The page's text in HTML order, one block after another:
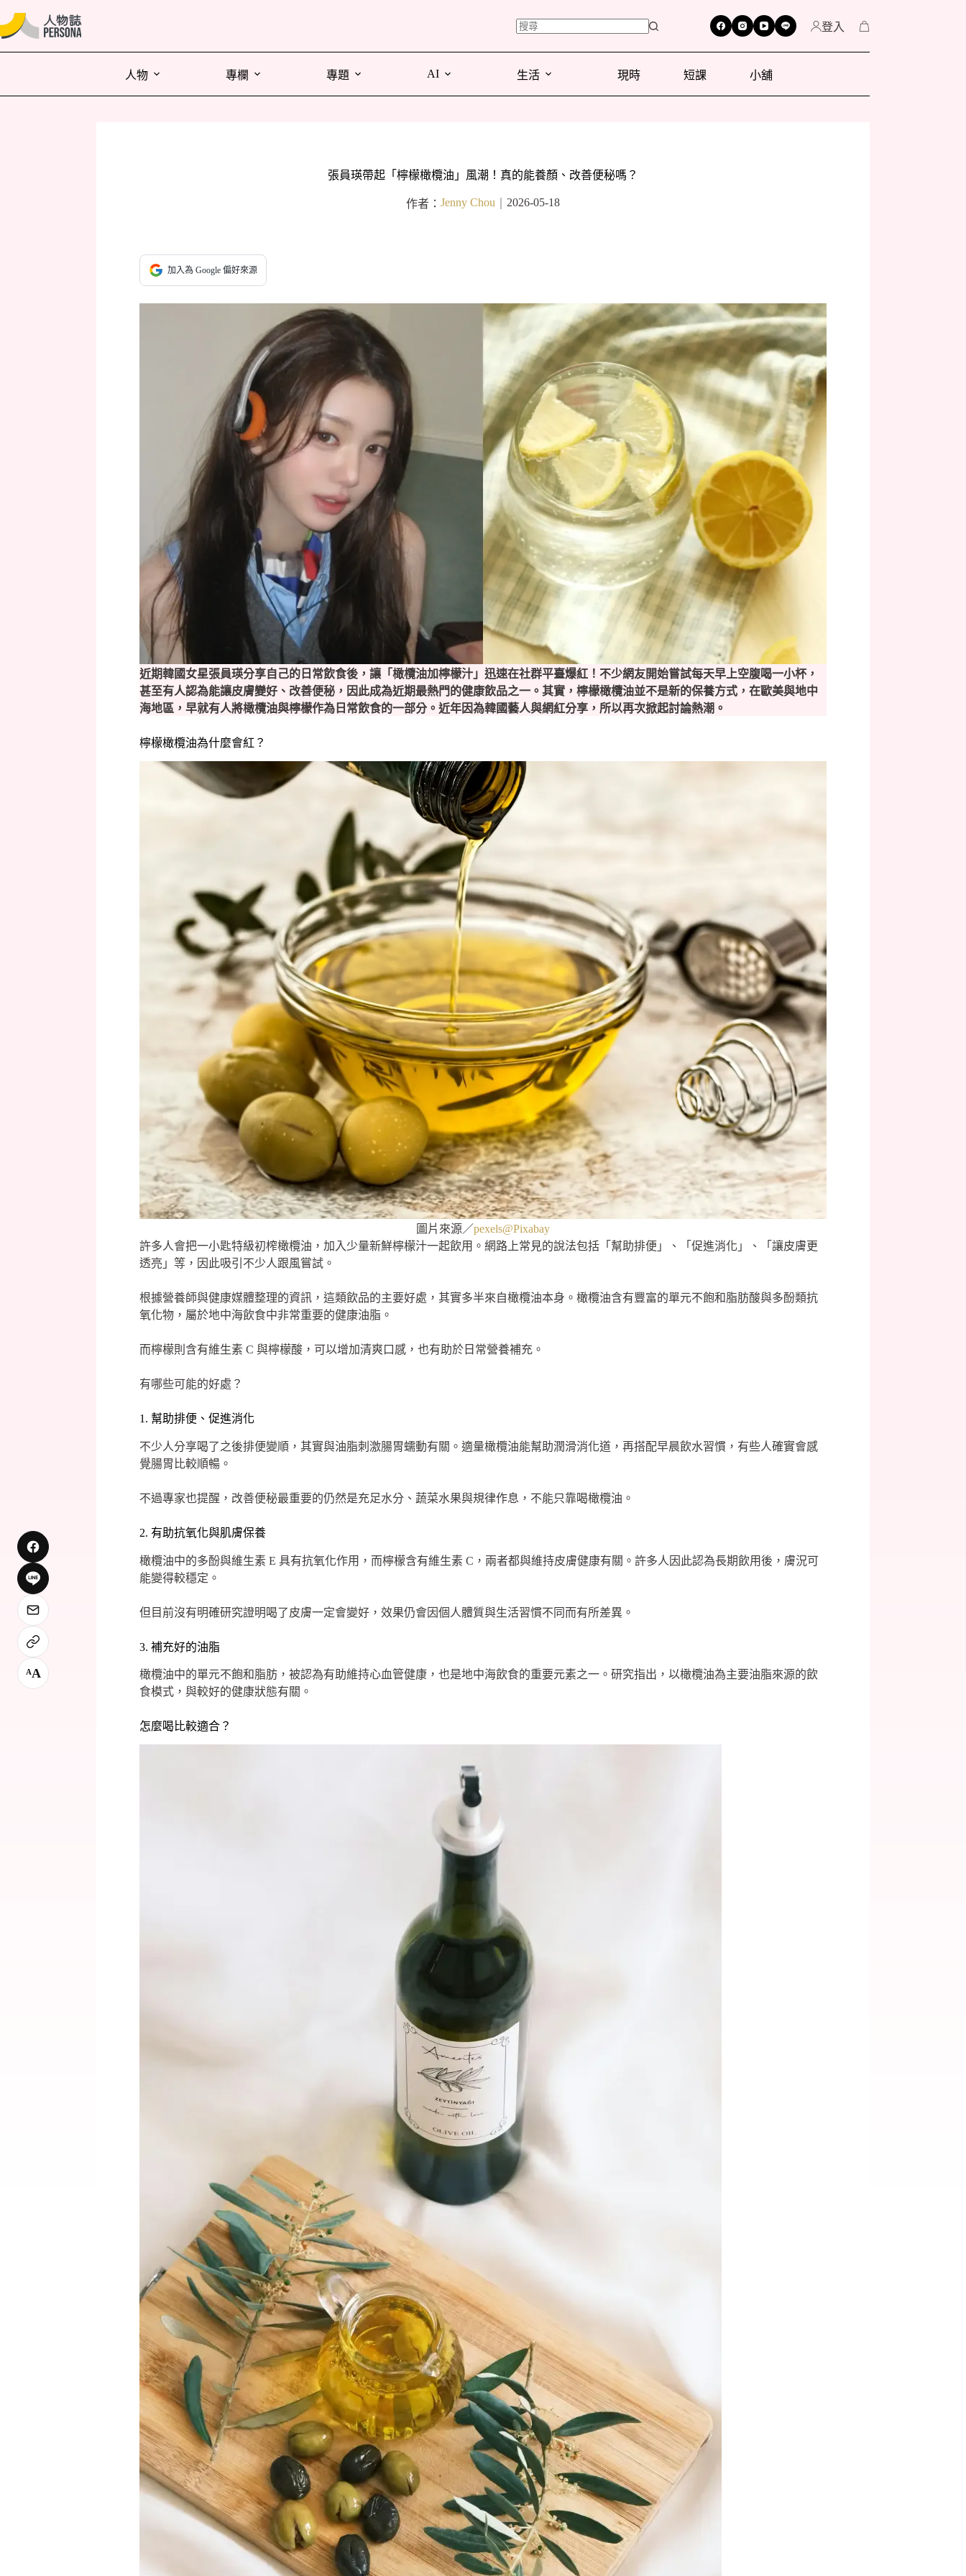
登入
人物 專欄 專題 AI 生活 現時 短課 小舖
張員瑛帶起「檸檬橄欖油」風潮！真的能養顏、改善便秘嗎？
作者： Jenny Chou 2026-05-18
加入為 Google 偏好來源
近期韓國女星張員瑛分享自己的日常飲食後，讓「橄欖油加檸檬汁」迅速在社群平臺爆紅！ 不少網友開始嘗試每天早上空腹喝一小杯，
甚至有人認為能讓皮膚變好、改善便秘，因此成為近期最熱門的健康飲品之一。其實，檸檬橄欖油並不是新的保養方式，在歐美與地中
海地區，早就有人將橄欖油與檸檬作為日常飲食的一部分。近年因為韓國藝人與網紅分享，所以再次掀起討論熱潮。
檸檬橄欖油為什麼會紅？
圖片來源／pexels@Pixabay
許多人會把一小匙特級初榨橄欖油，加入少量新鮮檸檬汁一起飲用。網路上常見的說法包括「幫助排便」、「促進消化」、「讓皮膚更
透亮」等，因此吸引不少人跟風嘗試。
根據營養師與健康媒體整理的資訊，這類飲品的主要好處，其實多半來自橄欖油本身。橄欖油含有豐富的單元不飽和脂肪酸與多酚類抗
氧化物，屬於地中海飲食中非常重要的健康油脂。
而檸檬則含有維生素 C 與檸檬酸，可以增加清爽口感，也有助於日常營養補充。
有哪些可能的好處？
1. 幫助排便、促進消化
不少人分享喝了之後排便變順，其實與油脂刺激腸胃蠕動有關。適量橄欖油能幫助潤滑消化道，再搭配早晨飲水習慣，有些人確實會感
覺腸胃比較順暢。
不過專家也提醒，改善便秘最重要的仍然是充足水分、蔬菜水果與規律作息，不能只靠喝橄欖油。
2. 有助抗氧化與肌膚保養
橄欖油中的多酚與維生素 E 具有抗氧化作用，而檸檬含有維生素 C，兩者都與維持皮膚健康有關。許多人因此認為長期飲用後，膚況可
能變得較穩定。
但目前沒有明確研究證明喝了皮膚一定會變好，效果仍會因個人體質與生活習慣不同而有所差異。
3. 補充好的油脂
橄欖油中的單元不飽和脂肪，被認為有助維持心血管健康，也是地中海飲食的重要元素之一。研究指出，以橄欖油為主要油脂來源的飲
食模式，與較好的健康狀態有關。
怎麼喝比較適合？
AA